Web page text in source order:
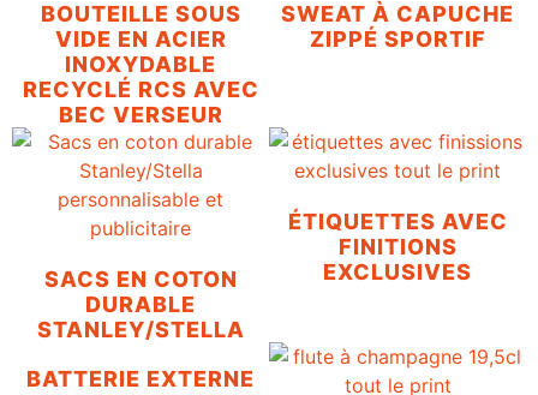
BOUTEILLE SOUS
VIDE EN ACIER
INOXYDABLE
RECYCLÉ RCS AVEC
BEC VERSEUR
SWEAT À CAPUCHE
ZIPPÉ SPORTIF
SACS EN COTON
DURABLE
STANLEY/STELLA
ÉTIQUETTES AVEC
FINITIONS
EXCLUSIVES
BATTERIE EXTERNE